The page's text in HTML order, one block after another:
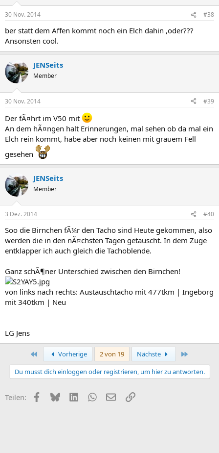
30 Nov. 2014 #38
ber statt dem Affen kommt noch ein Elch dahin ,oder???
Ansonsten cool.
JENSeits
Member
30 Nov. 2014 #39
Der fÃ¤hrt im V50 mit
An dem hÃ¤ngen halt Erinnerungen, mal sehen ob da mal ein
Elch rein kommt, habe aber noch keinen mit grauem Fell
gesehen
JENSeits
Member
3 Dez. 2014 #40
Soo die Birnchen fÃ¼r den Tacho sind Heute gekommen, also
werden die in den nÃ¤chsten Tagen getauscht. In dem Zuge
entklapper ich auch gleich die Tachoblende.
Ganz schÃ¶ner Unterschied zwischen den Birnchen!
von links nach rechts: Austauschtacho mit 477tkm | Ingeborg
mit 340tkm | Neu
LG Jens
Erste Vorherige 2 von 19 Nächste
Du musst dich einloggen oder registrieren, um hier zu antworten.
Teilen: Facebook
BlueskyLinkedInWhatsApp
E-MailLink